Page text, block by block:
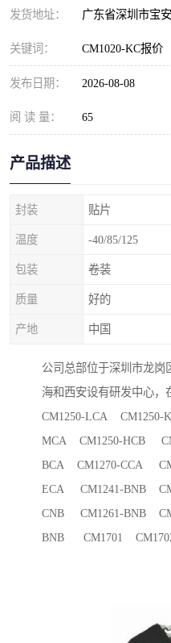
发货地址： 广东省深圳市宝
关键词： CM1020-KC报价
发布日期： 2026-08-08
阅 读 量： 65
产品描述
封装 贴片
温度 -40/85/125
包装 卷装
质量 好的
产地 中国
公司总部位于深圳市龙岗
海和西安设有研发中心，
CM1250-LCA CM1250-
MCA CM1250-HCB
BCA CM1270-CCA
ECA CM1241-BNB
CNB CM1261-BNB
BNB CM1701